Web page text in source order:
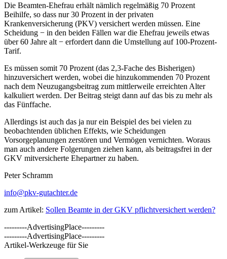
Die Beamten-Ehefrau erhält nämlich regelmäßig 70 Prozent
Beihilfe, so dass nur 30 Prozent in der privaten
Krankenversicherung (PKV) versichert werden müssen. Eine
Scheidung − in den beiden Fällen war die Ehefrau jeweils etwas
über 60 Jahre alt − erfordert dann die Umstellung auf 100-Prozent-
Tarif.
Es müssen somit 70 Prozent (das 2,3-Fache des Bisherigen)
hinzuversichert werden, wobei die hinzukommenden 70 Prozent
nach dem Neuzugangsbeitrag zum mittlerweile erreichten Alter
kalkuliert werden. Der Beitrag steigt dann auf das bis zu mehr als
das Fünffache.
Allerdings ist auch das ja nur ein Beispiel des bei vielen zu
beobachtenden üblichen Effekts, wie Scheidungen
Vorsorgeplanungen zerstören und Vermögen vernichten. Woraus
man auch andere Folgerungen ziehen kann, als beitragsfrei in der
GKV mitversicherte Ehepartner zu haben.
Peter Schramm
info@pkv-gutachter.de
zum Artikel: Sollen Beamte in der GKV pflichtversichert werden?
---------AdvertisingPlace---------
---------AdvertisingPlace---------
Artikel-Werkzeuge für Sie